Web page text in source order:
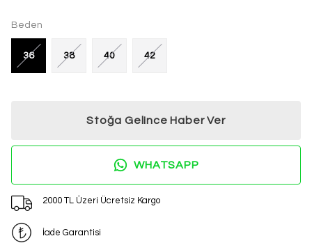
Beden
36 38 40 42
Stoğa Gelince Haber Ver
WHATSAPP
2000 TL Üzeri Ücretsiz Kargo
İade Garantisi